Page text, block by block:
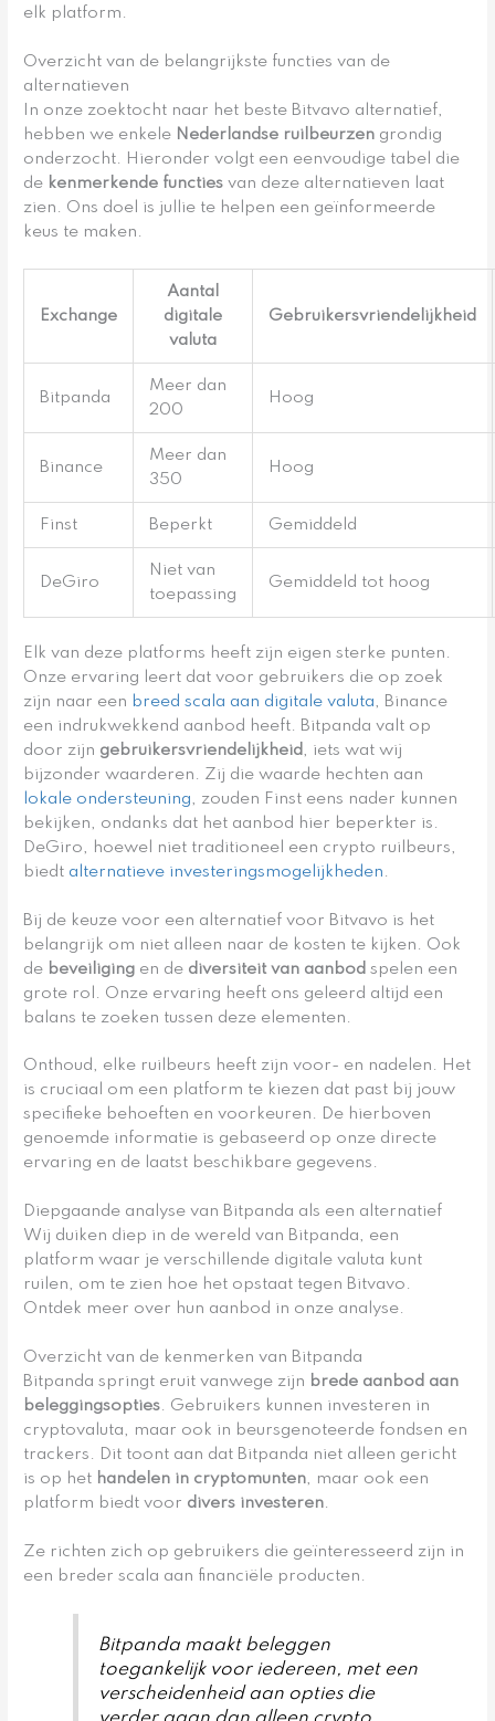
elk platform.
Overzicht van de belangrijkste functies van de
alternatieven
In onze zoektocht naar het beste Bitvavo alternatief,
hebben we enkele Nederlandse ruilbeurzen grondig
onderzocht. Hieronder volgt een eenvoudige tabel die
de kenmerkende functies van deze alternatieven laat
zien. Ons doel is jullie te helpen een geïnformeerde
keus te maken.
Exchange
Aantal
digitale
valuta
Gebruikersvriendelijkheid
Bitpanda
Meer dan
200
Hoog
Binance
Meer dan
350
Hoog
Finst Beperkt Gemiddeld
DeGiro
Niet van
toepassing
Gemiddeld tot hoog
Elk van deze platforms heeft zijn eigen sterke punten.
Onze ervaring leert dat voor gebruikers die op zoek
zijn naar een breed scala aan digitale valuta, Binance
een indrukwekkend aanbod heeft. Bitpanda valt op
door zijn gebruikersvriendelijkheid, iets wat wij
bijzonder waarderen. Zij die waarde hechten aan
lokale ondersteuning, zouden Finst eens nader kunnen
bekijken, ondanks dat het aanbod hier beperkter is.
DeGiro, hoewel niet traditioneel een crypto ruilbeurs,
biedt alternatieve investeringsmogelijkheden.
Bij de keuze voor een alternatief voor Bitvavo is het
belangrijk om niet alleen naar de kosten te kijken. Ook
de beveiliging en de diversiteit van aanbod spelen een
grote rol. Onze ervaring heeft ons geleerd altijd een
balans te zoeken tussen deze elementen.
Onthoud, elke ruilbeurs heeft zijn voor- en nadelen. Het
is cruciaal om een platform te kiezen dat past bij jouw
specifieke behoeften en voorkeuren. De hierboven
genoemde informatie is gebaseerd op onze directe
ervaring en de laatst beschikbare gegevens.
Diepgaande analyse van Bitpanda als een alternatief
Wij duiken diep in de wereld van Bitpanda, een
platform waar je verschillende digitale valuta kunt
ruilen, om te zien hoe het opstaat tegen Bitvavo.
Ontdek meer over hun aanbod in onze analyse.
Overzicht van de kenmerken van Bitpanda
Bitpanda springt eruit vanwege zijn brede aanbod aan
beleggingsopties. Gebruikers kunnen investeren in
cryptovaluta, maar ook in beursgenoteerde fondsen en
trackers. Dit toont aan dat Bitpanda niet alleen gericht
is op het handelen in cryptomunten, maar ook een
platform biedt voor divers investeren.
Ze richten zich op gebruikers die geïnteresseerd zijn in
een breder scala aan financiële producten.
Bitpanda maakt beleggen
toegankelijk voor iedereen, met een
verscheidenheid aan opties die